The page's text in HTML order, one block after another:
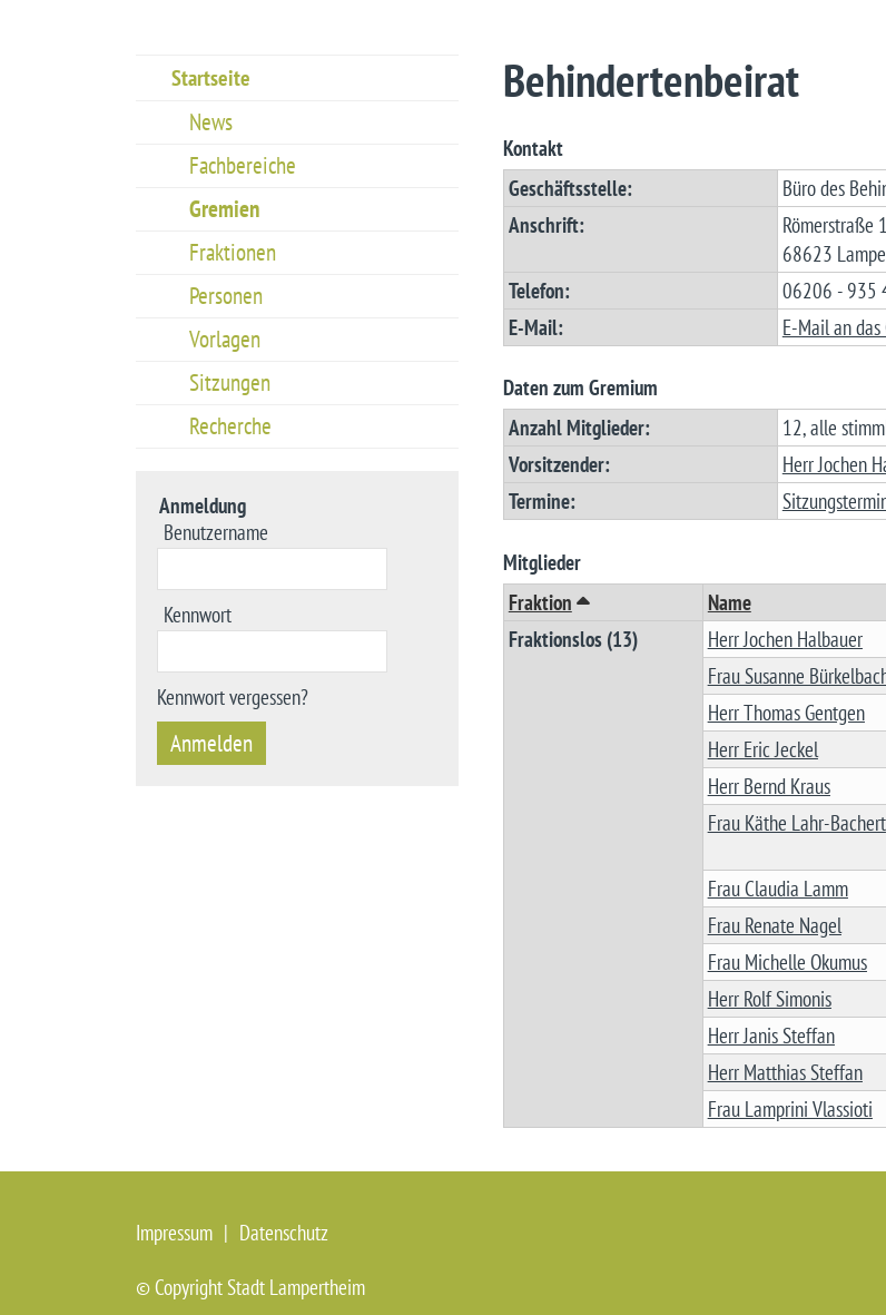
Startseite
News
Fachbereiche
Gremien
Fraktionen
Personen
Vorlagen
Sitzungen
Recherche
Anmeldung
Benutzername
Kennwort
Kennwort vergessen?
Behindertenbeirat
Kontakt
Geschäftsstelle:
Büro des
Anschrift:
Römerstraße
68623
Telefon:
06206 - 935
E-Mail:
E-Mail an das
Daten zum Gremium
Anzahl Mitglieder:
12, alle
Vorsitzender:
Herr Jochen
Termine:
Mitglieder
Fraktion
Name
Fraktionslos (13)
Herr Jochen Halbauer
Frau Susanne
Herr Thomas Gentgen
Herr Eric Jeckel
Herr Bernd Kraus
Frau Käthe Lahr-Bachert
Frau Claudia Lamm
Frau Renate Nagel
Frau Michelle Okumus
Herr Rolf Simonis
Herr Janis Steffan
Herr Matthias Steffan
Frau Lamprini Vlassioti
Impressum Datenschutz
© Copyright Stadt Lampertheim